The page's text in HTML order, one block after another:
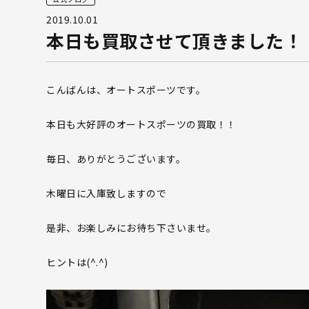
2019.10.01
本日も買取させて頂きました！
こんばんは、オートスポーツです。
本日も大好評のオートスポーツの買取！！
毎日、ありがとうございます。
木曜日に入庫致しますので
是非、お楽しみにお待ち下さいませ。
ヒントは(^.^)